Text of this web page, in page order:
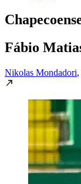
Fábio
Nikolas Mondadori